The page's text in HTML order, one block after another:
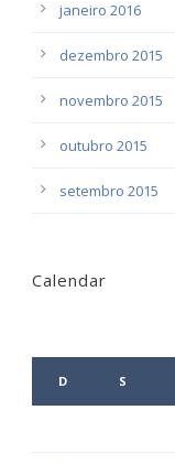
janeiro 2016
dezembro 2015
novembro 2015
outubro 2015
setembro 2015
Calendar
D S